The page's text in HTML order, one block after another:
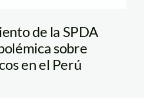
de la SPDA
sobre
en el Perú